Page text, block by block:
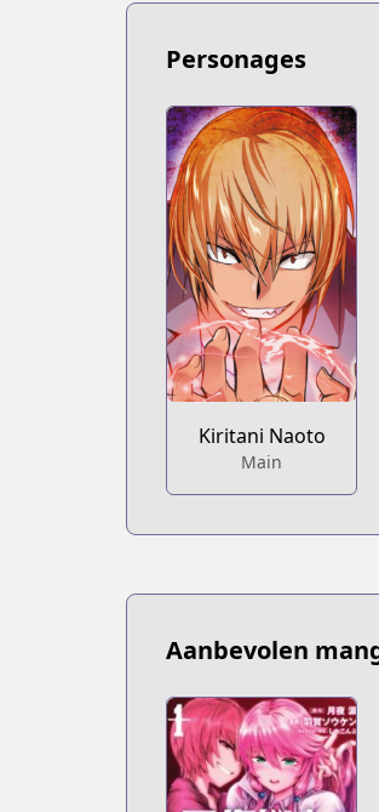
https://
novelUpdates
Book☆Walker
Book☆Walker
https://
Personages
Kiritani Naoto
Main
Aanbevolen